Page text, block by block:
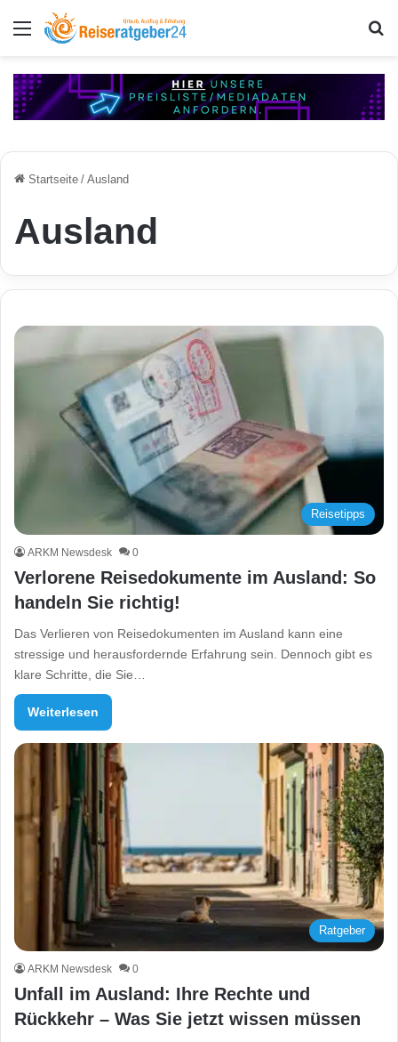
Menü
Startseite / Ausland
Ausland
Reisetipps
ARKM Newsdesk 0
Verlorene Reisedokumente im Ausland: So
handeln Sie richtig!
Das Verlieren von Reisedokumenten im Ausland kann eine
stressige und herausfordernde Erfahrung sein. Dennoch gibt es
klare Schritte, die Sie…
Weiterlesen
Ratgeber
ARKM Newsdesk 0
Unfall im Ausland: Ihre Rechte und
Rückkehr – Was Sie jetzt wissen müssen